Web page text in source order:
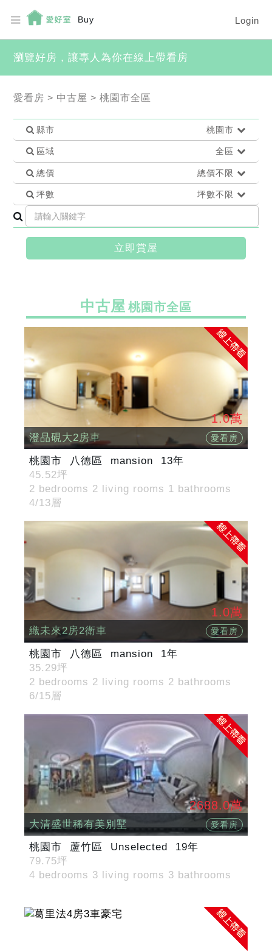
Login
Buy
瀏覽好房，讓專人為你在線上帶看房
愛看房 > 中古屋 > 桃園市全區
縣市 桃園市
區域 全區
總價 總價不限
坪數 坪數不限
立即賞屋
中古屋 桃園市全區
1.0萬
澄品硯大2房車 愛看房
桃園市 八德區 mansion
13年
45.52坪
2 bedrooms 2 living rooms 1 bathrooms
4/13層
1.0萬
織未來2房2衛車 愛看房
桃園市 八德區 mansion
1年
35.29坪
2 bedrooms 2 living rooms 2 bathrooms
6/15層
2688.0萬
大清盛世稀有美別墅 愛看房
桃園市 蘆竹區 Unselected
19年
79.75坪
4 bedrooms 3 living rooms 3 bathrooms